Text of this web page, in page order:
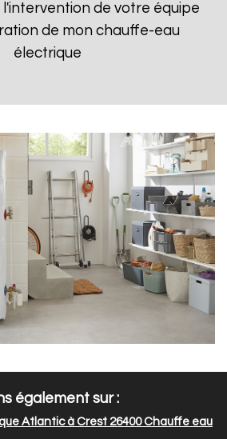
de votre équipe
de mon chauffe-eau
électrique
également sur :
Atlantic à Crest 26400Chauffe eau